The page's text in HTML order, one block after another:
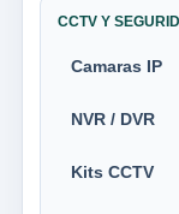
CCTV Y
Camaras IP
NVR / DVR
Kits CCTV